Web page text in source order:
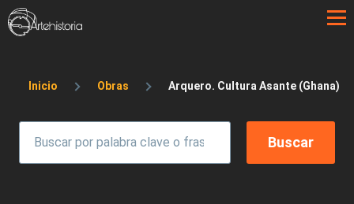
Pasar al contenido principal
Sobrescribir enlaces de ayuda a la
Inicio Obras Arquero. Cultura Asante (Ghana)